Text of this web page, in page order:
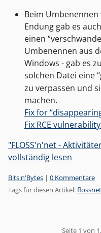
Beim
Endung gab es
einen
Umbenennen aus
Windows - gab es
solchen Datei eine
zu verpassen und
machen.
Fix for
Fix RCE
"FLOSS'n'net -
vollständig lesen
Kategorien:
Bits'n'Bytes | 0 Kommentare
Tags für diesen Artikel:flossnet
Seite 1 von